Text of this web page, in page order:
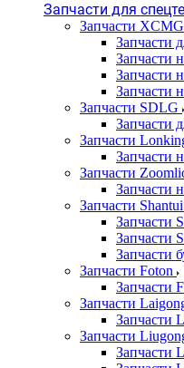
Запчасти для
Запчасти XCMG
Запчасти
Запчасти
Запчасти
Запчасти
Запчасти SDLG
Запчасти
Запчасти
Запчасти
Запчасти
Запчасти
Запчасти Shantui
Запчасти
Запчасти
Запчасти
Запчасти Foton
Запчасти
Запчасти
Запчасти
Запчасти
Запчасти